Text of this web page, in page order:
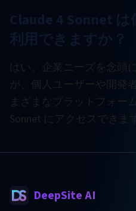
Claude 4 Sonnet は
利用できますか？
はい、企業ニーズを念頭
が、個人ユーザーや開発
まざまなプラットフォー
Sonnet にアクセスできま
DeepSite AI